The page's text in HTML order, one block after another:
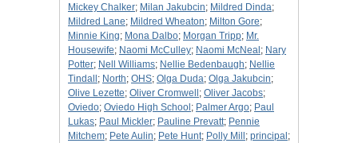
Mickey Chalker; Milan Jakubcin; Mildred Dinda;
Mildred Lane; Mildred Wheaton; Milton Gore;
Minnie King; Mona Dalbo; Morgan Tripp; Mr.
Housewife; Naomi McCulley; Naomi McNeal ; Nary
Potter; Nell Williams; Nellie Bedenbaugh; Nellie
Tindall ; North; OHS; Olga Duda; Olga Jakubcin;
Olive Lezette; Oliver Cromwell ; Oliver Jacobs;
Oviedo; Oviedo High School ; Palmer Argo; Paul
Lukas; Paul Mickler; Pauline Prevatt; Pennie
Mitchem; Pete Aulin; Pete Hunt; Polly Mill ; principal ;